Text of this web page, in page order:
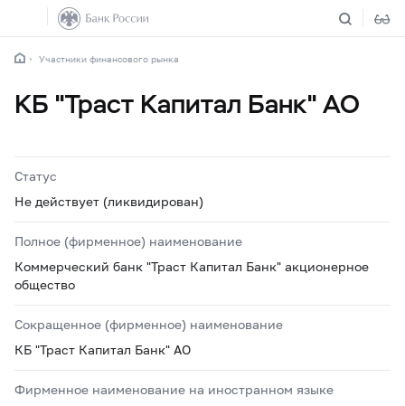
Участники финансового рынка
КБ "Траст Капитал Банк" АО
Статус
Не действует (ликвидирован)
Полное (фирменное) наименование
Коммерческий банк "Траст Капитал Банк" акционерное
общество
Сокращенное (фирменное) наименование
КБ "Траст Капитал Банк" АО
Фирменное наименование на иностранном языке